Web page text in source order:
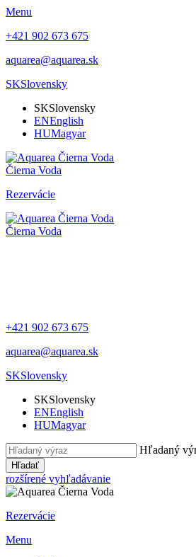
Menu
+421 902 673 675
aquarea@aquarea.sk
SKSlovensky
SKSlovensky
ENEnglish
HUMagyar
Čierna Voda
Rezervácie
Čierna Voda
+421 902 673 675
aquarea@aquarea.sk
SKSlovensky
SKSlovensky
ENEnglish
HUMagyar
Hľadaný
Hľadať
rozšírené vyhľadávanie
Rezervácie
Menu